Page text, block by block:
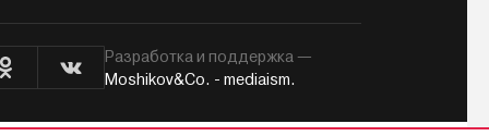
Разработка и поддержка —
Moshikov&Co. - mediaism.